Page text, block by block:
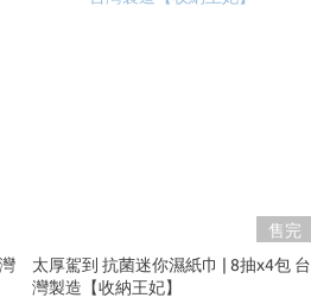
售完
太厚駕到 抗菌迷你濕紙巾 | 8抽x4包 台
灣製造【收納王妃】